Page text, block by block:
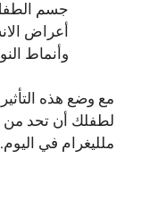
جسم الطفل
أعراض
وأنماط
مع وضع هذه
ملليغرام في اليوم.